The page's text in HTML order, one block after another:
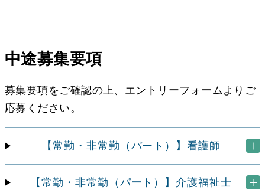
中途募集要項
募集要項をご確認の上、エントリーフォームよりご
応募ください。
【常勤・非常勤 （パート）】看護師
【常勤・非常勤 （パート）】介護福祉士